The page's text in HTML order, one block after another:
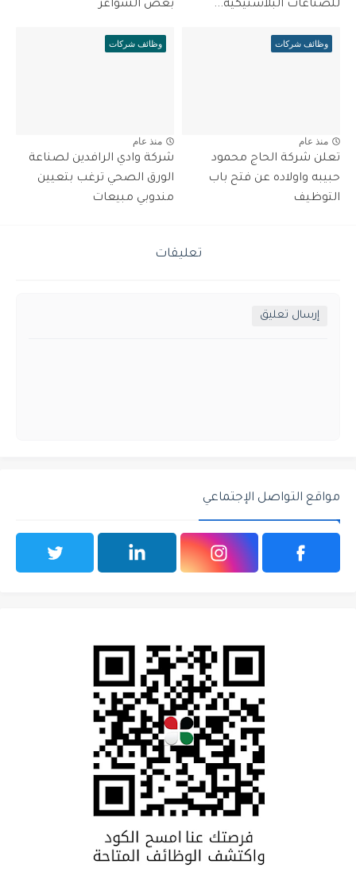
للصناعات البلاستيكية... بعض الشواغر
وظائف شركات
منذ عام
تعلن شركة الحاج محمود
حبيبه واولاده عن فتح باب
التوظيف
وظائف شركات
منذ عام
شركة وادي الرافدين لصناعة
الورق الصحي ترغب بتعيين
مندوبي مبيعات
تعليقات
إرسال تعليق
مواقع التواصل الإجتماعي